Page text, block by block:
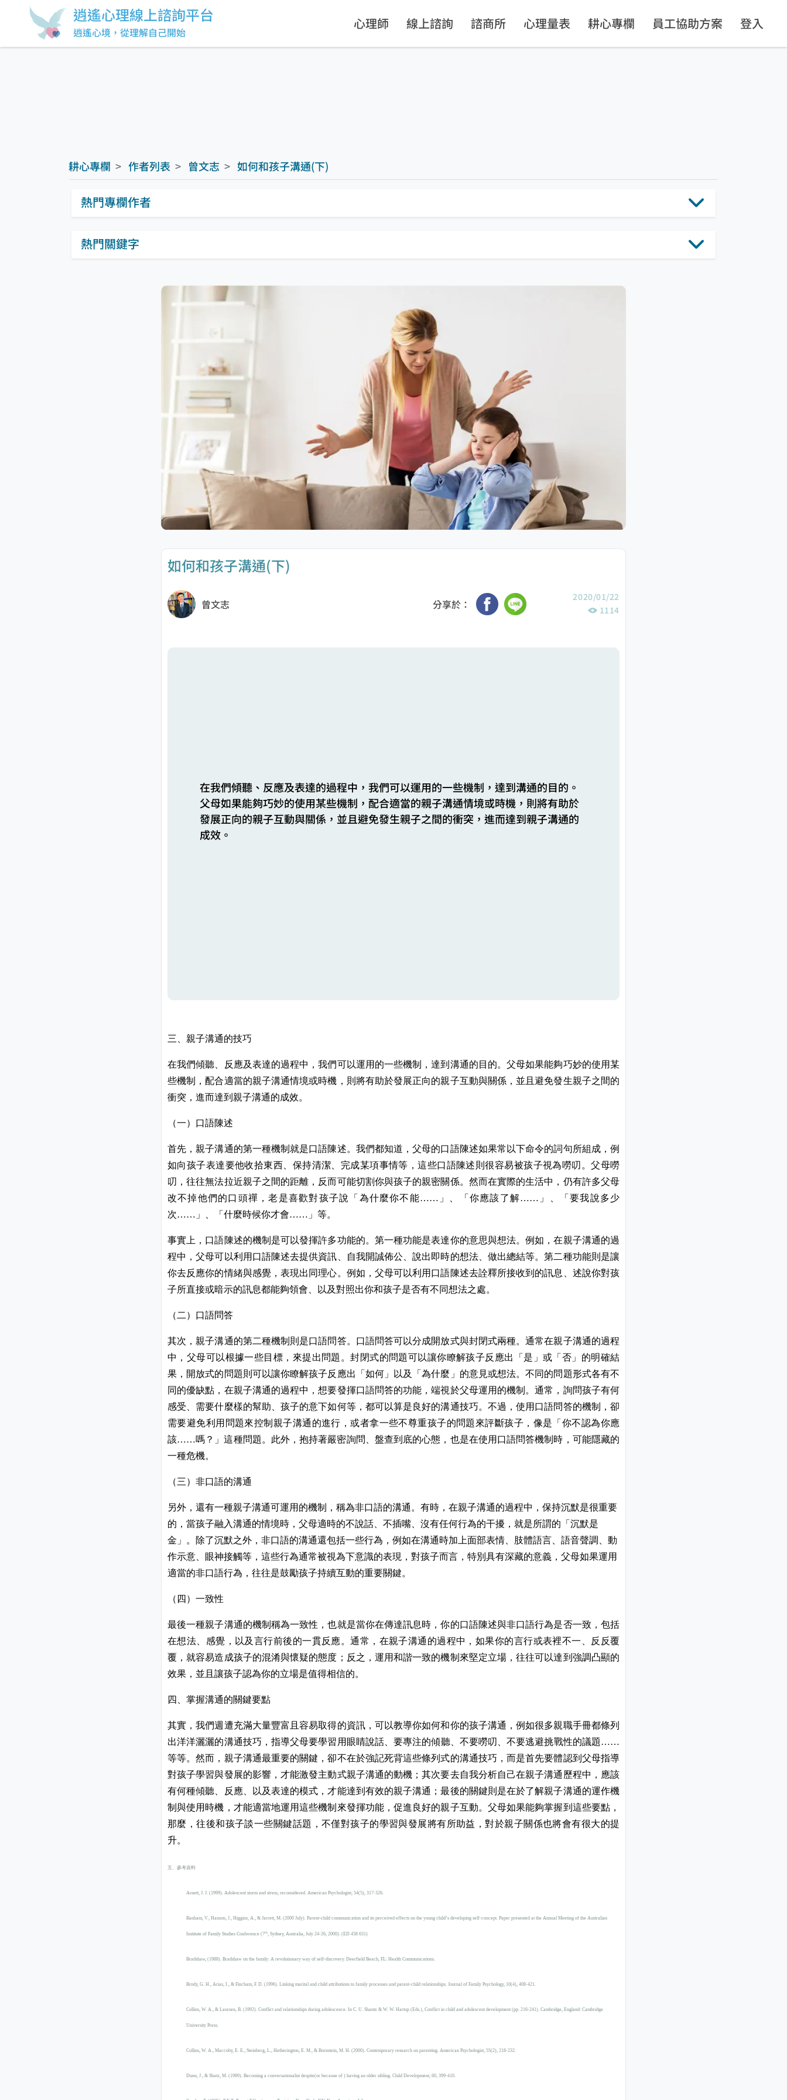
逍遙心理線上諮詢平台
逍遙心境，從理解自己開始
心理師 線上諮詢 諮商所 心理量表 耕心專欄 員工協助方案 登入
如何和孩子溝通(下)
曾文志 分享於：
2020/01/22
1114
在我們傾聽、反應及表達的過程中，我們可以運用的一些機制，達到溝通的目的。
父母如果能夠巧妙的使用某些機制，配合適當的親子溝通情境或時機，則將有助於
發展正向的親子互動與關係，並且避免發生親子之間的衝突，進而達到親子溝通的
成效。
三、親子溝通的技巧
在我們傾聽、反應及表達的過程中，我們可以運用的一些機制，達到溝通的目的。父母如果能夠巧妙的使用某
些機制，配合適當的親子溝通情境或時機，則將有助於發展正向的親子互動與關係，並且避免發生親子之間的
衝突，進而達到親子溝通的成效。
（一）口語陳述
首先，親子溝通的第一種機制就是口語陳述。我們都知道，父母的口語陳述如果常以下命令的詞句所組成，例
如向孩子表達要他收拾東西、保持清潔、完成某項事情等，這些口語陳述則很容易被孩子視為嘮叨。父母嘮
叨，往往無法拉近親子之間的距離，反而可能切割你與孩子的親密關係。然而在實際的生活中，仍有許多父母
改不掉他們的口頭禪，老是喜歡對孩子說「為什麼你不能…… 」、「你應該了解…… 」、「要我說多少
次…… 」、「什麼時候你才會…… 」等。
事實上，口語陳述的機制是可以發揮許多功能的。第一種功能是表達你的意思與想法。例如，在親子溝通的過
程中，父母可以利用口語陳述去提供資訊、自我開誠佈公、說出即時的想法、做出總結等。第二種功能則是讓
你去反應你的情緒與感覺，表現出同理心。例如，父母可以利用口語陳述去詮釋所接收到的訊息、述說你對孩
子所直接或暗示的訊息都能夠領會、以及對照出你和孩子是否有不同想法之處。
（二）口語問答
其次，親子溝通的第二種機制則是口語問答。口語問答可以分成開放式與封閉式兩種。通常在親子溝通的過程
中，父母可以根據一些目標，來提出問題。封閉式的問題可以讓你瞭解孩子反應出「是」或「否」的明確結
果，開放式的問題則可以讓你瞭解孩子反應出「如何」以及「為什麼」的意見或想法。不同的問題形式各有不
同的優缺點，在親子溝通的過程中，想要發揮口語問答的功能，端視於父母運用的機制。通常，詢問孩子有何
感受、需要什麼樣的幫助、孩子的意下如何等，都可以算是良好的溝通技巧。不過，使用口語問答的機制，卻
需要避免利用問題來控制親子溝通的進行，或者拿一些不尊重孩子的問題來評斷孩子，像是「你不認為你應
該……嗎？」這種問題。此外，抱持著嚴密詢問、盤查到底的心態，也是在使用口語問答機制時，可能隱藏的
一種危機。
（三）非口語的溝通
另外，還有一種親子溝通可運用的機制，稱為非口語的溝通。有時，在親子溝通的過程中，保持沉默是很重要
的，當孩子融入溝通的情境時，父母適時的不說話、不插嘴、沒有任何行為的干擾，就是所謂的「沉默是
金」。除了沉默之外，非口語的溝通還包括一些行為，例如在溝通時加上面部表情、肢體語言、語音聲調、動
作示意、眼神接觸等，這些行為通常被視為下意識的表現，對孩子而言，特別具有深藏的意義，父母如果運用
適當的非口語行為，往往是鼓勵孩子持續互動的重要關鍵。
（四）一致性
最後一種親子溝通的機制稱為一致性，也就是當你在傳達訊息時，你的口語陳述與非口語行為是否一致，包括
在想法、感覺，以及言行前後的一貫反應。通常，在親子溝通的過程中，如果你的言行或表裡不一、反反覆
覆，就容易造成孩子的混淆與懷疑的態度；反之，運用和諧一致的機制來堅定立場，往往可以達到強調凸顯的
效果，並且讓孩子認為你的立場是值得相信的。
四、掌握溝通的關鍵要點
其實，我們週遭充滿大量豐富且容易取得的資訊，可以教導你如何和你的孩子溝通，例如很多親職手冊都條列
出洋洋灑灑的溝通技巧，指導父母要學習用眼睛說話、要專注的傾聽、不要嘮叨、不要逃避挑戰性的議題……
等等。然而，親子溝通最重要的關鍵，卻不在於強記死背這些條列式的溝通技巧，而是首先要體認到父母指導
對孩子學習與發展的影響，才能激發主動式親子溝通的動機；其次要去自我分析自己在親子溝通歷程中，應該
有何種傾聽、反應、以及表達的模式，才能達到有效的親子溝通；最後的關鍵則是在於了解親子溝通的運作機
制與使用時機，才能適當地運用這些機制來發揮功能，促進良好的親子互動。父母如果能夠掌握到這些要點，
那麼，往後和孩子談一些關鍵話題，不僅對孩子的學習與發展將有所助益，對於親子關係也將會有很大的提
升。
五、參考資料
Arnett, J. J. (1999). Adolescent storm and stress, reconsidered. American Psychologist, 54(5), 317-326.
Banham, V., Hanson, J., Higgins, A., & Jarrett, M. (2000 July). Parent-child communication and its perceived effects on the young child’s developing self-concept. Paper presented at the Annual Meeting of the Australian
Institute of Family Studies Conference (7th, Sydney, Australia, July 24-26, 2000). (ED 458 631)
Bradshaw, (1988). Bradshaw on the family: A revolutionary way of self-discovery. Deerfield Beach, FL: Health Communications.
Brody, G. H., Arias, I., & Fincham, F. D. (1996). Linking marital and child attributions to family processes and parent-child relationships. Journal of Family Psychology, 10(4), 408-421.
Collins, W. A., & Laursen, B. (1992). Conflict and relationships during adolescence. In C. U. Shantz & W. W. Hartup (Eds.), Conflict in child and adolescent development (pp. 216-241). Cambridge, England: Cambridge
University Press.
Collins, W. A., Maccoby, E. E., Steinberg, L., Hetherington, E. M., & Bornstein, M. H. (2000). Contemporary research on parenting. American Psychologist, 55(2), 218-232.
Dunn, J., & Shatz, M. (1989). Becoming a conversationalist despite(or because of ) having an older sibling. Child Development, 60, 399-410.
熱門關鍵字
熱門專欄作者
耕心專欄 作者列表 曾文志 如何和孩子溝通(下)